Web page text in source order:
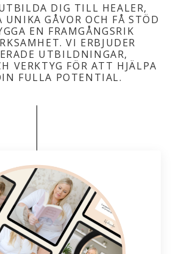
DIG TILL HEALER,
GÅVOR OCH FÅ STÖD
EN FRAMGÅNGSRIK
VI ERBJUDER
UTBILDNINGAR,
VERKTYG FÖR ATT HJÄLPA
FULLA POTENTIAL.